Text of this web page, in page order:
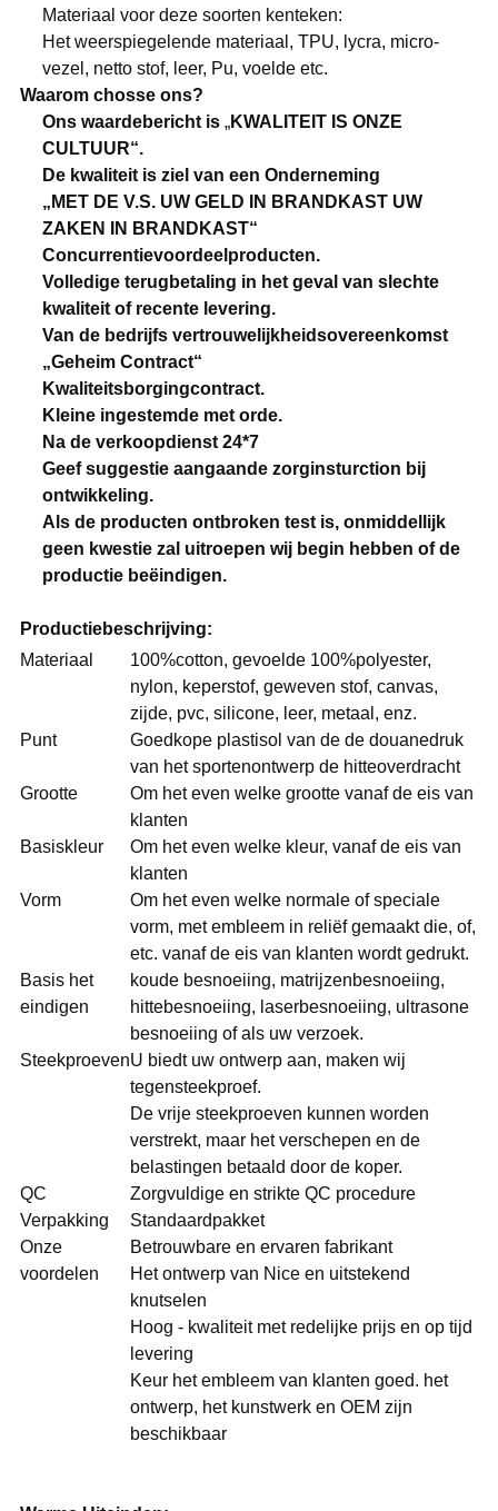
Materiaal voor deze soorten kenteken:
Het weerspiegelende materiaal, TPU, lycra, micro-
vezel, netto stof, leer, Pu, voelde etc.
Waarom chosse ons?
Ons waardebericht is„KWALITEIT IS ONZE
CULTUUR“.
De kwaliteit is ziel van een Onderneming
„MET DE V.S. UW GELD IN BRANDKAST UW
ZAKEN IN BRANDKAST“
Concurrentievoordeelproducten.
Volledige terugbetaling in het geval van slechte
kwaliteit of recente levering.
Van de bedrijfs vertrouwelijkheidsovereenkomst
„Geheim Contract“
Kwaliteitsborgingcontract.
Kleine ingestemde met orde.
Na de verkoopdienst 24*7
Geef suggestie aangaande zorginsturction bij
ontwikkeling.
Als de producten ontbroken test is, onmiddellijk
geen kwestie zal uitroepen wij begin hebben of de
productie beëindigen.
Productiebeschrijving:
Materiaal
100%cotton, gevoelde 100%polyester,
nylon, keperstof, geweven stof, canvas,
zijde, pvc, silicone, leer, metaal, enz.
Punt
Goedkope plastisol van de de douanedruk
van het sportenontwerp de hitteoverdracht
Grootte
Om het even welke grootte vanaf de eis van
klanten
Basiskleur
Om het even welke kleur, vanaf de eis van
klanten
Vorm
Om het even welke normale of speciale
vorm, met embleem in reliëf gemaakt die, of,
etc. vanaf de eis van klanten wordt gedrukt.
Basis het
eindigen
koude besnoeiing, matrijzenbesnoeiing,
hittebesnoeiing, laserbesnoeiing, ultrasone
besnoeiing of als uw verzoek.
SteekproevenU biedt uw ontwerp aan, maken wij
tegensteekproef.
De vrije steekproeven kunnen worden
verstrekt, maar het verschepen en de
belastingen betaald door de koper.
QC
Zorgvuldige en strikte QC procedure
Verpakking
Standaardpakket
Onze
voordelen
Betrouwbare en ervaren fabrikant
Het ontwerp van Nice en uitstekend
knutselen
Hoog - kwaliteit met redelijke prijs en op tijd
levering
Keur het embleem van klanten goed. het
ontwerp, het kunstwerk en OEM zijn
beschikbaar